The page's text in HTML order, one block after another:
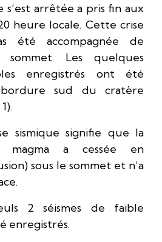
s’est arrêtée a pris fin aux
heure locale. Cette crise
été accompagnée de
Les quelques
enregistrés ont été
sud du cratère
sismique signifie que la
magma a cessée en
sous le sommet et n’a
2 séismes de faible
enregistrés.